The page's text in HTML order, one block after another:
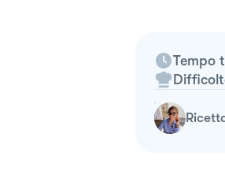
Tempo